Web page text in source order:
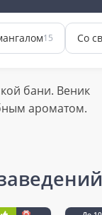
15 Со
бани. Веник
ароматом.